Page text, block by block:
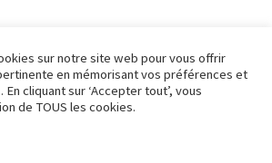
sur notre site web pour vous offrir
en mémorisant vos préférences et
cliquant sur ‘Accepter tout’, vous
de TOUS les cookies.